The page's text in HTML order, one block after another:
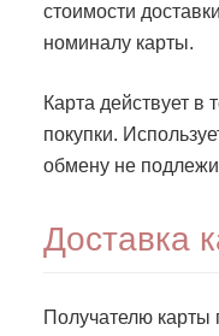
стоимости
номиналу карты.
Карта действует в
покупки.
обмену не
Доставка
Получателю карты